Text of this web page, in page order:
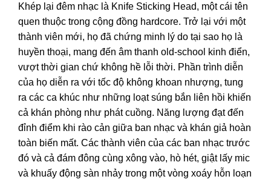
Khép lại đêm nhạc là Knife Sticking Head, một cái tên
quen thuộc trong cộng đồng hardcore. Trở lại với một
thành viên mới, họ đã chứng minh lý do tại sao họ là
huyền thoại, mang đến âm thanh old-school kinh điển,
vượt thời gian chứ không hề lỗi thời. Phần trình diễn
của họ diễn ra với tốc độ không khoan nhượng, tung
ra các ca khúc như những loạt súng bắn liên hồi khiến
cả khán phòng như phát cuồng. Năng lượng đạt đến
đỉnh điểm khi rào cản giữa ban nhạc và khán giả hoàn
toàn biến mất. Các thành viên của các ban nhạc trước
đó và cả đám đông cùng xông vào, hò hét, giật lấy mic
và khuấy động sàn nhảy trong một vòng xoáy hỗn loạn